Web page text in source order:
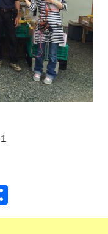
有